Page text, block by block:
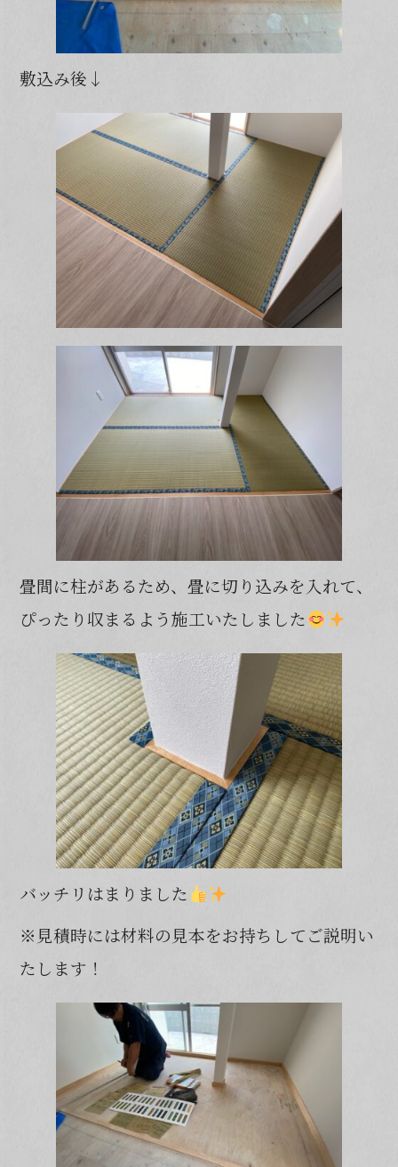
敷込み後↓
畳間に柱があるため、畳に切り込みを入れて、
ぴったり収まるよう施工いたしました
バッチリはまりました
※見積時には材料の見本をお持ちしてご説明い
たします！